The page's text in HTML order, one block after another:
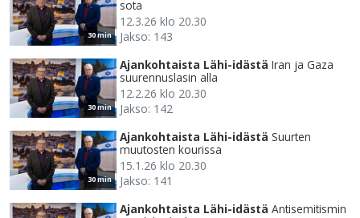
30 min
sota
12.3.26 klo 20.30
Jakso: 143
30 min
Ajankohtaista Lähi-idästä Iran ja Gaza
suurennuslasin alla
12.2.26 klo 20.30
Jakso: 142
30 min
Ajankohtaista Lähi-idästä Suurten
muutosten kourissa
15.1.26 klo 20.30
Jakso: 141
Ajankohtaista Lähi-idästä Antisemitismin